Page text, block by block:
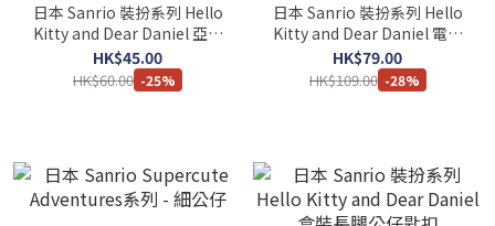
日本 Sanrio 裝扮系列 Hello
Kitty and Dear Daniel 亞加
力多層匙扣盲盒
HK$45.00
HK$60.00 -25%
日本 Sanrio 裝扮系列 Hello
Kitty and Dear Daniel 電話
繩
HK$79.00
HK$109.00 -28%